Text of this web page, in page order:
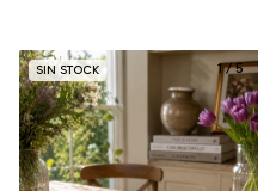
1/5
SIN STOCK